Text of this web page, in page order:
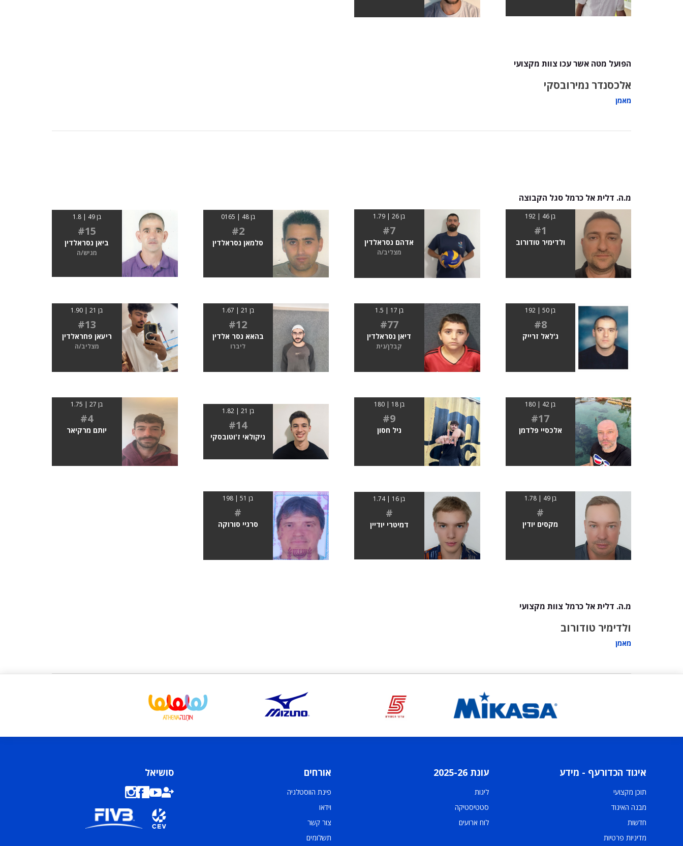
הפועל מטה אשר עכו צוות מקצועי
אלכסנדר נמירובסקי
מאמן
מ.ה. דלית אל כרמל סגל הקבוצה
בן 46 | 192
#1
ולדימיר טודורוב
בן 26 | 1.79
#7
אדהם נסראלדין
מצליב/ה
בן 48 | 0165
#2
סלמאן נסראלדין
בן 49 | 1.8
#15
ביאן נסראלדין
מגיש/ה
בן 50 | 192
#8
ג'לאל זרייק
בן 17 | 1.5
#77
דיאן נסראלדין
קבלן/נית
בן 21 | 1.67
#12
בהאא נסר אלדין
ליברו
בן 21 | 1.90
#13
ריעאן פחראלדין
מצליב/ה
בן 42 | 180
#17
אלכסיי פלדמן
בן 18 | 180
#9
ניל חסון
בן 21 | 1.82
#14
ניקולאי ז'וטובסקי
בן 27 | 1.75
#4
יותם מרקיאר
בן 49 | 1.78
#
מקסים יודין
בן 16 | 1.74
#
דמיטרי יודיין
בן 51 | 198
#
סרגיי סורוקה
מ.ה. דלית אל כרמל צוות מקצועי
ולדימיר טודורוב
מאמן
איגוד הכדורעף - מידע
תוכן מקצועי
מבנה האיגוד
חדשות
מדיניות פרטיות
עונת 2025-26
ליגות
סטטיסטיקה
לוח ארועים
אורחים
פינת הווסטלגיה
וידאו
צור קשר
תשלומים
סושיאל